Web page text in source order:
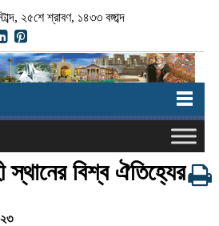
২৫শে শ্রাবণ, ১৪৩৩ বঙ্গাব্দ
স্থানের বিশ্ব ঐতিহ্যের